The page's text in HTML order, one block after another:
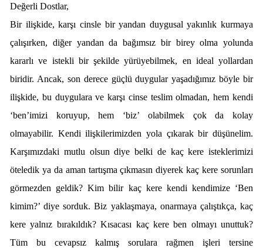
Değerli Dostlar,
Bir ilişkide, karşı cinsle bir yandan duygusal yakınlık kurmaya
çalışırken, diğer yandan da bağımsız bir birey olma yolunda
kararlı ve istekli bir şekilde yürüyebilmek, en ideal yollardan
biridir. Ancak, son derece güçlü duygular yaşadığımız böyle bir
ilişkide, bu duygulara ve karşı cinse teslim olmadan, hem kendi
‘ben’imizi koruyup, hem ‘biz’ olabilmek çok da kolay
olmayabilir. Kendi ilişkilerimizden yola çıkarak bir düşünelim.
Karşımızdaki mutlu olsun diye belki de kaç kere isteklerimizi
öteledik ya da aman tartışma çıkmasın diyerek kaç kere sorunları
görmezden geldik? Kim bilir kaç kere kendi kendimize ‘Ben
kimim?’ diye sorduk. Biz yaklaşmaya, onarmaya çalıştıkça, kaç
kere yalnız bırakıldık? Kısacası kaç kere ben olmayı unuttuk?
Tüm bu cevapsız kalmış sorulara rağmen işleri tersine